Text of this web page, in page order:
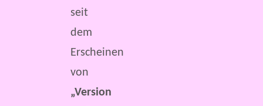
seit
dem
Erscheinen
von
„Version